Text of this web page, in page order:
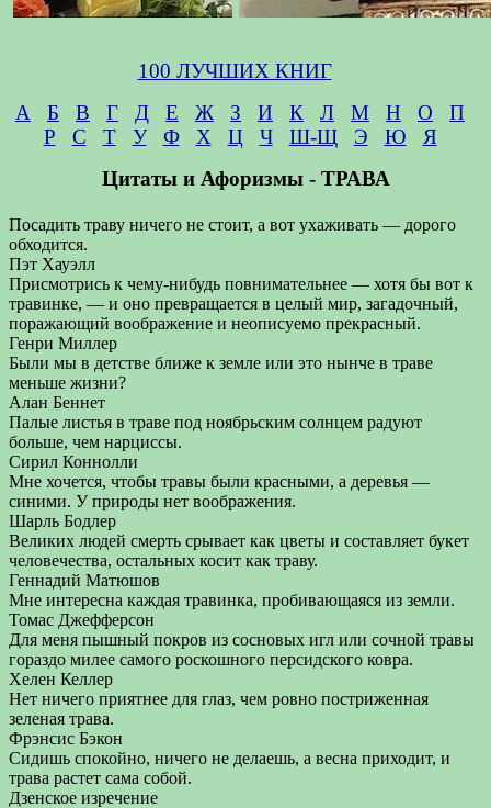
100 ЛУЧШИХ КНИГ
А
Б В Г Д Е Ж З И К Л М Н О
П
Р
С Т У Ф Х Ц Ч Ш-Щ Э Ю
Я
Цитаты и Афоризмы - ТРАВА
Посадить траву ничего не стоит, а вот ухаживать — дорого
обходится.
Пэт Хауэлл
Присмотрись к чему-нибудь повнимательнее — хотя бы вот к
травинке, — и оно превращается в целый мир, загадочный,
поражающий воображение и неописуемо прекрасный.
Генри Миллер
Были мы в детстве ближе к земле или это нынче в траве
меньше жизни?
Алан Беннет
Палые листья в траве под ноябрьским солнцем радуют
больше, чем нарциссы.
Сирил Коннолли
Мне хочется, чтобы травы были красными, а деревья —
синими. У природы нет воображения.
Шарль Бодлер
Великих людей смерть срывает как цветы и составляет букет
человечества, остальных косит как траву.
Геннадий Матюшов
Мне интересна каждая травинка, пробивающаяся из земли.
Томас Джефферсон
Для меня пышный покров из сосновых игл или сочной травы
гораздо милее самого роскошного персидского ковра.
Хелен Келлер
Нет ничего приятнее для глаз, чем ровно постриженная
зеленая трава.
Фрэнсис Бэкон
Сидишь спокойно, ничего не делаешь, а весна приходит, и
трава растет сама собой.
Дзенское изречение